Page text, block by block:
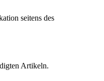
seitens des
Artikeln.